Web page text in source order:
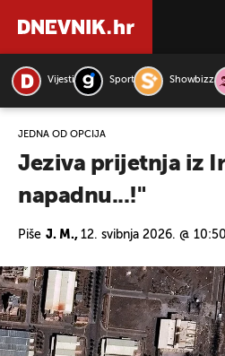
Vijesti Sport Showbizz
JEDNA OD OPCIJA
Jeziva prijetnja iz
napadnu...!"
Piše J. M., 12. svibnja 2026. @ 10:50
PRETRAŽITE VIJESTI